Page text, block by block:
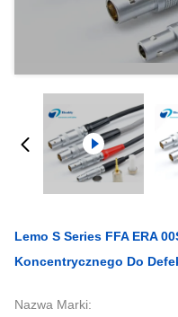
Lemo S Series FFA ERA
Koncentrycznego Do
Nazwa Marki: